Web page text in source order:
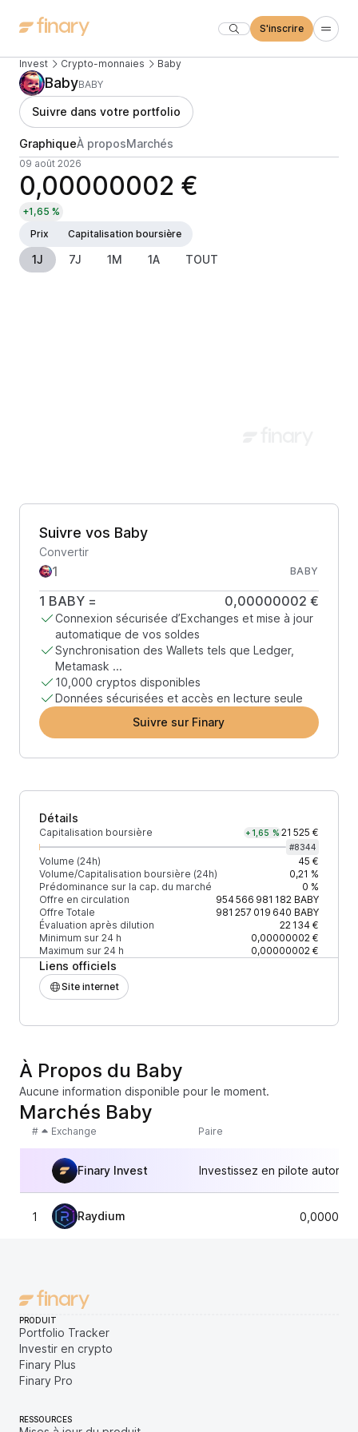
S'inscrire
Invest Crypto-monnaies Baby
BabyBABY
Suivre dans votre portfolio
GraphiqueÀ proposMarchés
09 août 2026
0,00000002 €
+1,65 %
Prix
Capitalisation boursière
1J 7J 1M 1A TOUT
Suivre vos Baby
Convertir
BABY
1 BABY = 0,00000002 €
Connexion sécurisée d’Exchanges et mise à jour
automatique de vos soldes
Synchronisation des Wallets tels que Ledger,
Metamask ...
10,000 cryptos disponibles
Données sécurisées et accès en lecture seule
Suivre sur Finary
Détails
Capitalisation boursière +1,65 % 21 525 €
#8344
Volume (24h)
45 €
Volume/Capitalisation boursière (24h)
0,21 %
Prédominance sur la cap. du marché
0 %
Offre en circulation
954 566 981 182BABY
Offre Totale
981 257 019 640 BABY
Évaluation après dilution
22 134 €
Minimum sur 24 h
0,00000002 €
Maximum sur 24 h
0,00000002 €
Liens officiels
Site internet
À Propos du Baby
Aucune information disponible pour le moment.
Marchés Baby
# Exchange Paire
Finary Invest Investissez en pilote
1 Raydium
PRODUIT
Portfolio Tracker
Investir en crypto
Finary Plus
Finary Pro
RESSOURCES